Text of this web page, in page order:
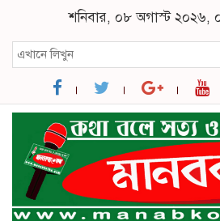
শনিবার, ০৮ অগাস্ট ২০২৬,